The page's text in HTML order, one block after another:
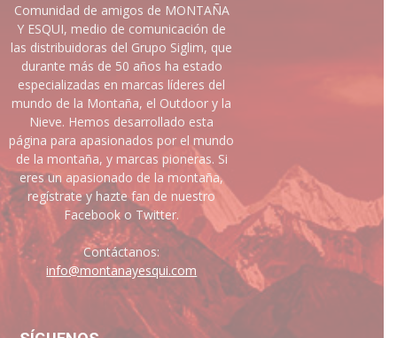
Comunidad de amigos de MONTAÑA
Y ESQUI, medio de comunicación de
las distribuidoras del Grupo Siglim, que
durante más de 50 años ha estado
especializadas en marcas líderes del
mundo de la Montaña, el Outdoor y la
Nieve. Hemos desarrollado esta
página para apasionados por el mundo
de la montaña, y marcas pioneras. Si
eres un apasionado de la montaña,
regístrate y hazte fan de nuestro
Facebook o Twitter.
Contáctanos:
info@montanayesqui.com